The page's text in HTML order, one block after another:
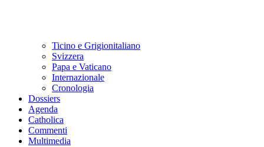
Ticino e Grigionitaliano
Svizzera
Papa e Vaticano
Internazionale
Cronologia
Dossiers
Agenda
Catholica
Commenti
Multimedia